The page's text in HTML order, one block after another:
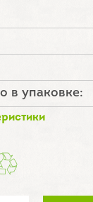
в упаковке: